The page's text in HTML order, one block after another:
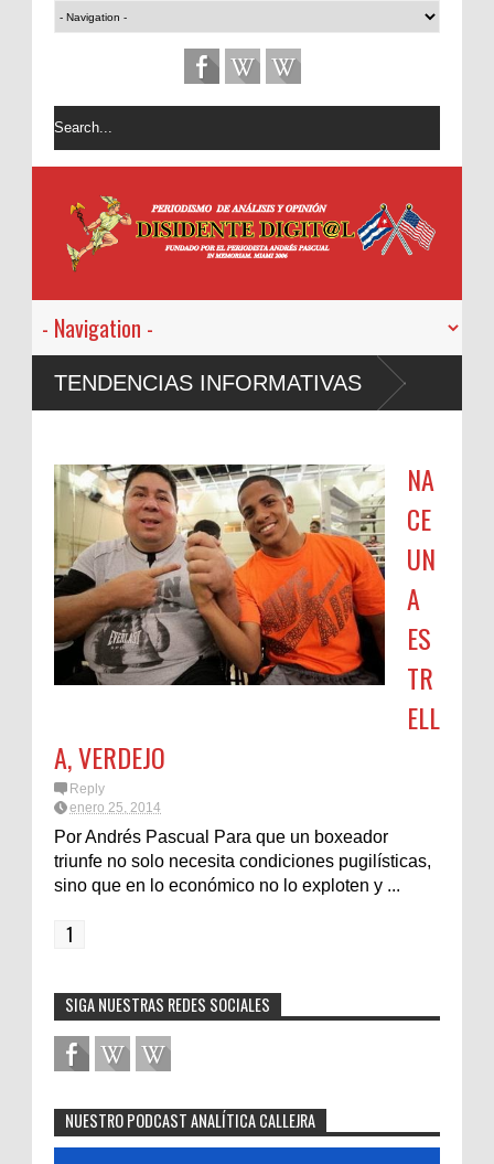
TENDENCIAS INFORMATIVAS
NA
CE
UN
A
ES
TR
ELL
A, VERDEJO
Reply
enero 25, 2014
Por Andrés Pascual Para que un boxeador
triunfe no solo necesita condiciones pugilísticas,
sino que en lo económico no lo exploten y ...
1
SIGA NUESTRAS REDES SOCIALES
NUESTRO PODCAST ANALÍTICA CALLEJRA